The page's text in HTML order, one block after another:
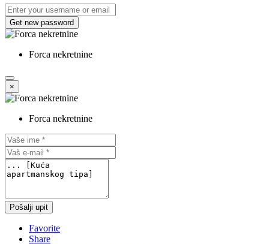
Get new password
Forca nekretnine
×
Forca nekretnine
Pošalji upit
Favorite
Share